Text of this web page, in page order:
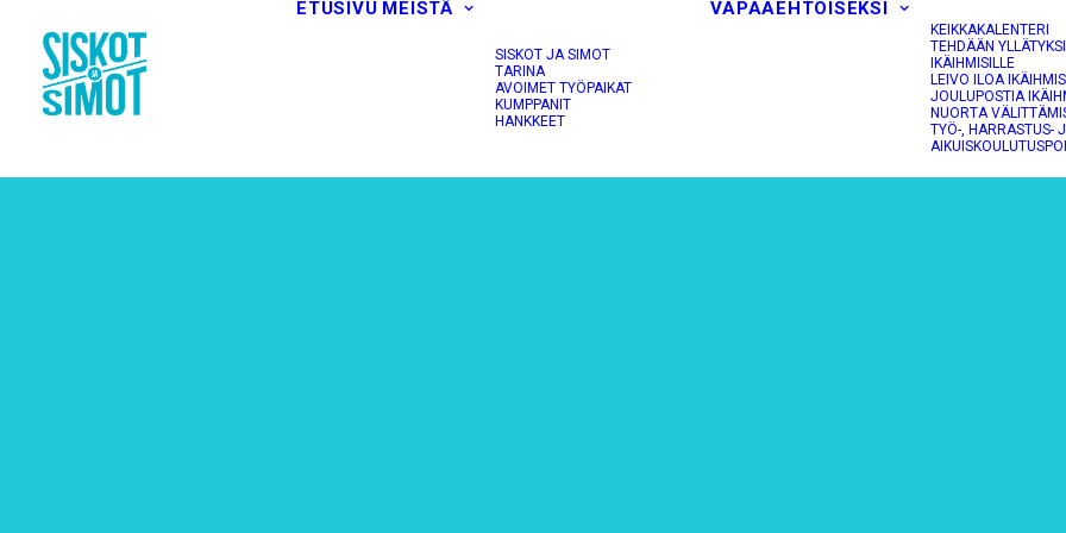
ETUSIVU MEISTÄ
SISKOT JA SIMOT
TARINA
AVOIMET TYÖPAIKAT
KUMPPANIT
HANKKEET
VAPAAEHTOISEKSI
KEIKKAKALENTERI
TEHDÄÄN
IKÄIHMISILLE
LEIVO ILOA
JOULUPOSTIA
NUORTA
TYÖ-, HARRASTUS-